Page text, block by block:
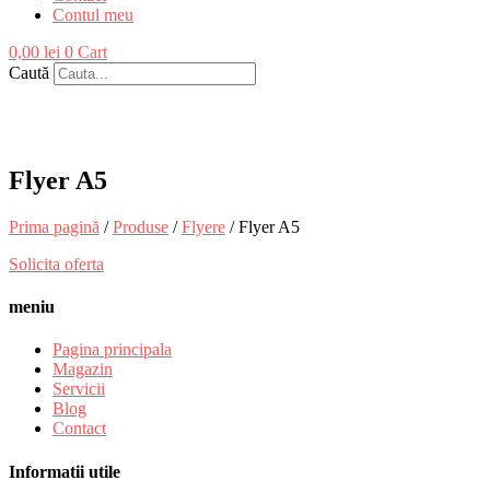
Contul meu
0,00 lei 0 Cart
Caută
Flyer A5
Prima pagină /Produse /Flyere / Flyer A5
Solicita oferta
meniu
Pagina principala
Magazin
Servicii
Blog
Contact
Informatii utile